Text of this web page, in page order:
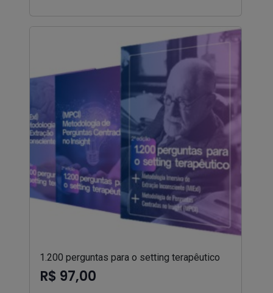
1.200 perguntas para o setting terapêutico
R$ 97,00